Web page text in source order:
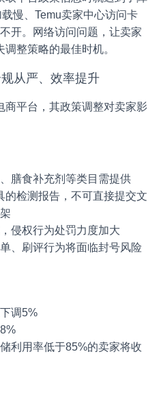
慢、Temu卖家中心访问卡
开。网络访问问题，让卖家
整策略的最佳时机。
从严、效率提升
商平台，其政策调整对卖家影
膳食补充剂等类目需提供
的检测报告，不可直接提交文
侵权行为处罚力度加大
、刷评行为将面临封号风险
调5%
利用率低于85%的卖家将收